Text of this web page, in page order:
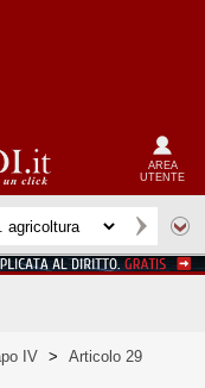
AREA
UTENTE
IV > Articolo 29